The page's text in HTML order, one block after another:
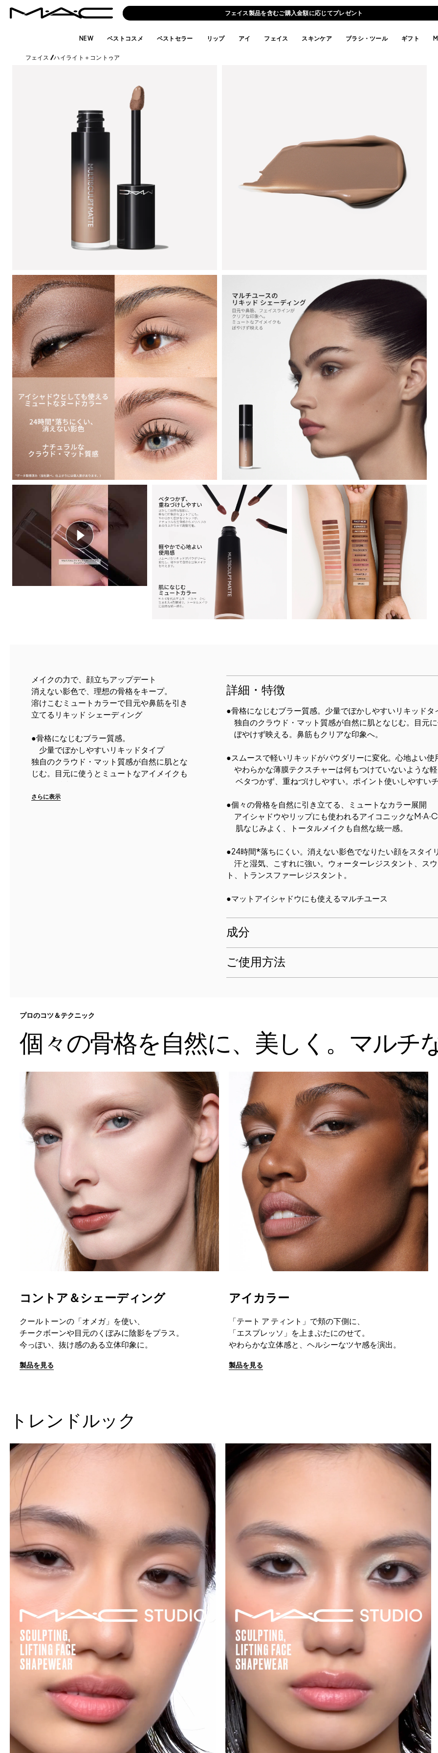
価格改定のお知らせ | 2026年8月26日(水)より
NEW ベストコスメ ベストセラー リップ アイ フェイス スキンケア ブラシ・ツール ギフト
フェイス /ハイライト＋コントゥア
メイクの力で、顔立ちアップデート
消えない影色で、理想の骨格をキープ。
溶けこむミュートカラーで目元や鼻筋を引き
立てるリキッド シェーディング
●骨格になじむブラー質感。
少量でぼかしやすいリキッドタイプ
独自のクラウド・マット質感が自然に肌とな
じむ。目元に使うとミュートなアイメイクも
さらに表示
詳細・特徴
●骨格になじむブラー質感。少量でぼかしやすいリキッドタ
独自のクラウド・マット質感が自然に肌となじむ。目元
ぼやけず映える。鼻筋もクリアな印象へ。
●スムースで軽いリキッドがパウダリーに変化。心地よ
やわらかな薄膜テクスチャーは何もつけていないような
ベタつかず、重ねづけしやすい。ポイント使いしやすい
●個々の骨格を自然に引き立てる、ミュートなカラー展開
アイシャドウやリップにも使われるアイコニックな
肌なじみよく、トータルメイクも自然な統一感。
●24時間*落ちにくい。消えない影色でなりたい顔をスタイ
汗と湿気、こすれに強い。ウォーターレジスタント、ス
ト、トランスファーレジスタント。
●マットアイシャドウにも使えるマルチユース
成分
ご使用方法
プロのコツ＆テクニック
個々の骨格を自然に、美しく。マルチ
コントア＆シェーディング
クールトーンの「オメガ」を使い、
チークボーンや目元のくぼみに陰影をプラス。
今っぽい、抜け感のある立体印象に。
製品を見る
アイカラー
「テート ア ティント」で頬の下側に、
「エスプレッソ」を上まぶたにのせて。
やわらかな立体感と、ヘルシーなツヤ感を演出。
製品を見る
トレンドルック